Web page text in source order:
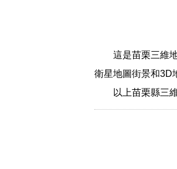
這是苗栗三維
衛星地圖街景和3D
以上苗栗縣三